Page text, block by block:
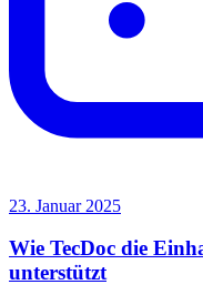
23. Januar 2025
Wie TecDoc die
unterstützt